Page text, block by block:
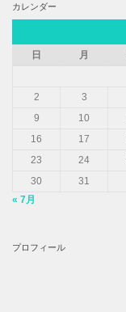
カレンダー
日
月
2
3
9
10
16
17
23
24
30
31
« 7月
プロフィール